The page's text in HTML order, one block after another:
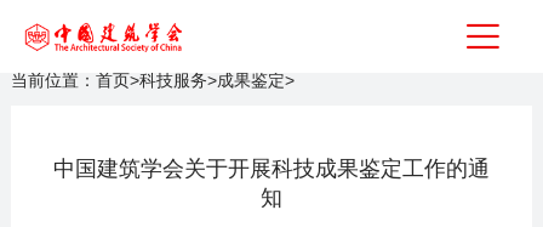
当前位置： 首页>科技服务>成果鉴定>
中国建筑学会关于开展科技成果鉴定工作的通
知